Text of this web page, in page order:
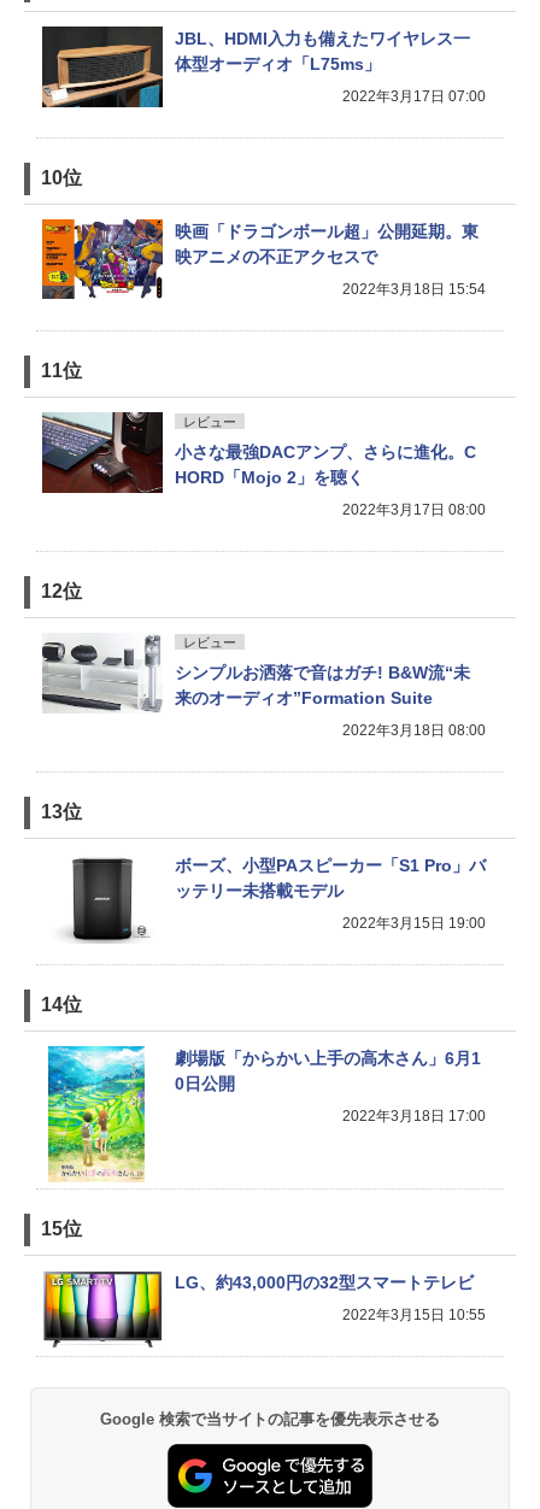
JBL、HDMI入力も備えたワイヤレス一
体型オーディオ「L75ms」
2022年3月17日 07:00
10位
映画「ドラゴンボール超」公開延期。東
映アニメの不正アクセスで
2022年3月18日 15:54
11位
レビュー
小さな最強DACアンプ、さらに進化。C
HORD「Mojo 2」を聴く
2022年3月17日 08:00
12位
レビュー
シンプルお洒落で音はガチ! B&W流“未
来のオーディオ”Formation Suite
2022年3月18日 08:00
13位
ボーズ、小型PAスピーカー「S1 Pro」バ
ッテリー未搭載モデル
2022年3月15日 19:00
14位
劇場版「からかい上手の高木さん」6月1
0日公開
2022年3月18日 17:00
15位
LG、約43,000円の32型スマートテレビ
2022年3月15日 10:55
Google 検索で当サイトの記事を優先表示させる